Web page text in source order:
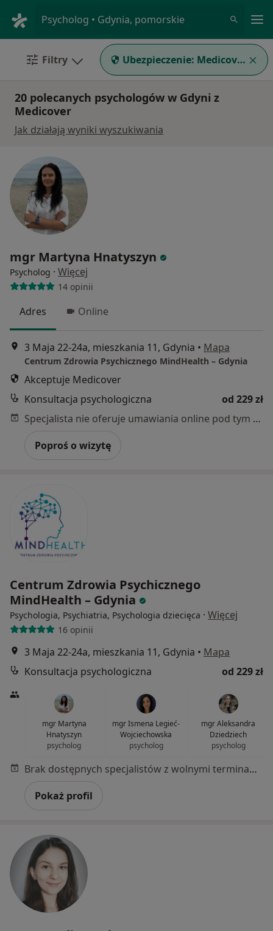
Psycholog • Gdynia, pomorskie
Filtry Ubezpieczenie: Medicover
20 polecanych psychologów w Gdyni z
Medicover
Jak działają wyniki wyszukiwania
mgr Martyna Hnatyszyn
Psycholog · Więcej
14 opinii
Adres Online
3 Maja 22-24a, mieszkania 11, Gdynia • Mapa
Centrum Zdrowia Psychicznego MindHealth – Gdynia
Akceptuje Medicover
Konsultacja psychologiczna
od 229 zł
Specjalista nie oferuje umawiania online pod tym adresem.
Poproś o wizytę
Centrum Zdrowia Psychicznego
MindHealth – Gdynia
Psychologia, Psychiatria, Psychologia dziecięca · Więcej
16 opinii
3 Maja 22-24a, mieszkania 11, Gdynia • Mapa
Konsultacja psychologiczna
od 229 zł
mgr Martyna
Hnatyszyn
psycholog
mgr Ismena Legieć-
Wojciechowska
psycholog
mgr Aleksandra
Dziedziech
psycholog
Brak dostępnych specjalistów z wolnymi terminami w tym centrum medycznym.
Pokaż profil